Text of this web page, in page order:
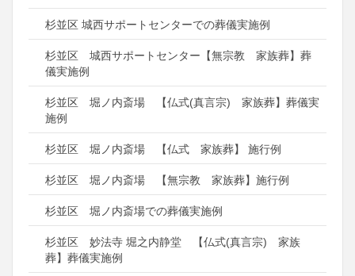
杉並区 城西サポートセンターでの葬儀実施例
杉並区 城西サポートセンター【無宗教 家族葬】葬
儀実施例
杉並区 堀ノ内斎場 【仏式(真言宗) 家族葬】葬儀実
施例
杉並区 堀ノ内斎場 【仏式 家族葬】 施行例
杉並区 堀ノ内斎場 【無宗教 家族葬】施行例
杉並区 堀ノ内斎場での葬儀実施例
杉並区 妙法寺 堀之内静堂 【仏式(真言宗) 家族
葬】葬儀実施例